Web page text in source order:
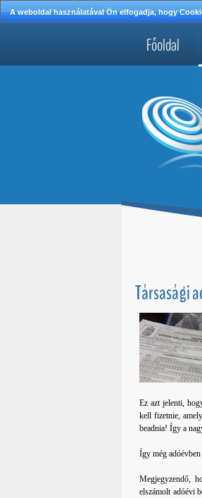
A weboldal használatával Ön elfogadja, hogy
Főoldal
Társasági
Ez azt jelenti,
kell fizetnie,
beadnia! Így a
Így még
Megjegyzendő,
elszámolt adóévi